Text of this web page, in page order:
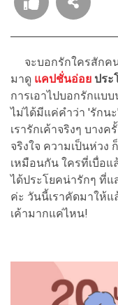
จะบอกรักใครสักค
มาดู แคปชั่นอ่อย ประ
การเอาไปบอกรักแบ
ไม่ได้มีแค่คำว่า 'รักน
เรารักเค้าจริงๆ บาง
จริงใจ ความเป็นห่วง
เหมือนกัน ใครที่เบื่อแ
ได้ประโยคน่ารักๆ ที่แ
ค่ะ วันนี้เราคัดมาให้แ
เค้ามากแค่ไหน!